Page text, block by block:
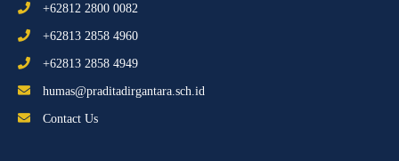
+62812 2800 0082
+62813 2858 4960
+62813 2858 4949
humas@praditadirgantara.sch.id
Contact Us